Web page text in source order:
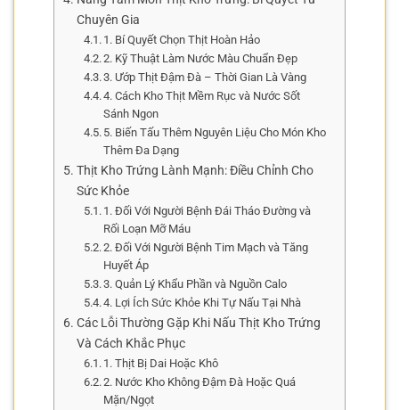
Chuyên Gia
1. Bí Quyết Chọn Thịt Hoàn Hảo
2. Kỹ Thuật Làm Nước Màu Chuẩn Đẹp
3. Ướp Thịt Đậm Đà – Thời Gian Là Vàng
4. Cách Kho Thịt Mềm Rục và Nước Sốt
Sánh Ngon
5. Biến Tấu Thêm Nguyên Liệu Cho Món Kho
Thêm Đa Dạng
Thịt Kho Trứng Lành Mạnh: Điều Chỉnh Cho
Sức Khỏe
1. Đối Với Người Bệnh Đái Tháo Đường và
Rối Loạn Mỡ Máu
2. Đối Với Người Bệnh Tim Mạch và Tăng
Huyết Áp
3. Quản Lý Khẩu Phần và Nguồn Calo
4. Lợi Ích Sức Khỏe Khi Tự Nấu Tại Nhà
Các Lỗi Thường Gặp Khi Nấu Thịt Kho Trứng
Và Cách Khắc Phục
1. Thịt Bị Dai Hoặc Khô
2. Nước Kho Không Đậm Đà Hoặc Quá
Mặn/Ngọt